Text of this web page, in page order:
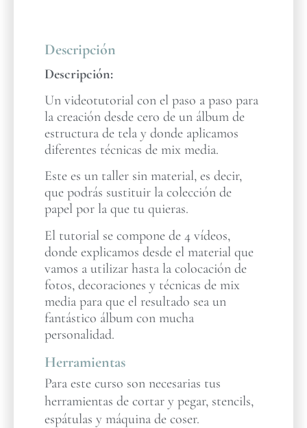
Descripción
Descripción:
Un videotutorial con el paso a paso para
la creación desde cero de un álbum de
estructura de tela y donde aplicamos
diferentes técnicas de mix media.
Este es un taller sin material, es decir,
que podrás sustituir la colección de
papel por la que tu quieras.
El tutorial se compone de 4 vídeos,
donde explicamos desde el material que
vamos a utilizar hasta la colocación de
fotos, decoraciones y técnicas de mix
media para que el resultado sea un
fantástico álbum con mucha
personalidad.
Herramientas
Para este curso son necesarias tus
herramientas de cortar y pegar, stencils,
espátulas y máquina de coser.